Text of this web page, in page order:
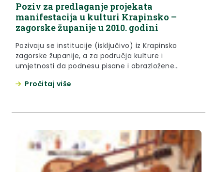
Poziv za predlaganje projekata
manifestacija u kulturi Krapinsko –
zagorske županije u 2010. godini
Pozivaju se institucije (isključivo) iz Krapinsko
zagorske županije, a za područja kulture i
umjetnosti da podnesu pisane i obrazložene
organizirati u 2010. godini i za koje očekuju
Pročitaj više